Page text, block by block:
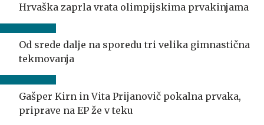
Hrvaška zaprla vrata olimpijskima prvakinjama
Od srede dalje na sporedu tri velika gimnastična
tekmovanja
Gašper Kirn in Vita Prijanovič pokalna prvaka,
priprave na EP že v teku